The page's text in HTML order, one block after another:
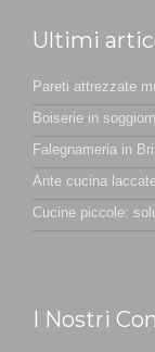
Ultimi
Pareti attrezzate
Boiserie in
Falegnameria in
Ante cucina
Cucine piccole:
I Nostri